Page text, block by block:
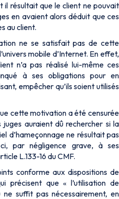
il résultait que le client ne pouvait
en avaient alors déduit que ces
au client.
ne se satisfait pas de cette
mobile d’Internet. En effet,
n’a pas réalisé lui-même ces
à ses obligations pour en
empêcher qu’ils soient utilisés
cette motivation a été censurée
auraient dû rechercher si la
d’hameçonnage ne résultait pas
par négligence grave, à ses
L.133-16 du CMF.
conforme aux dispositions de
précisent que « l’utilisation de
suffit pas nécessairement, en